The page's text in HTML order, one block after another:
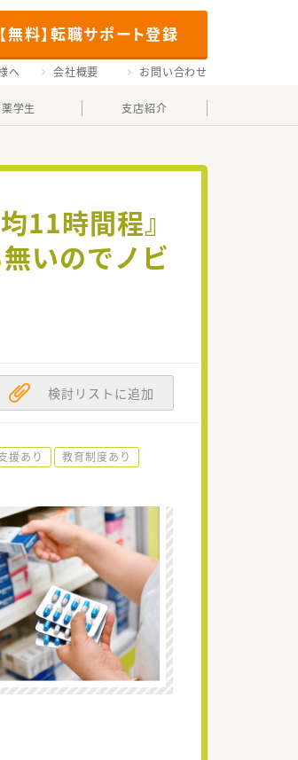
【無料】転職サポート登録
へ 会社概要 お問い合わせ
薬学生 支店紹介
11時間程』
いのでノビ
検討リストに追加
援あり
教育制度あり